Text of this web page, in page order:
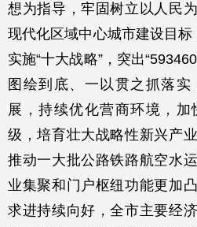
想为指导，牢固树立以人民
现代化区域中心城市建设目标
实施“十大战略”，突出
图绘到底、一以贯之抓落
展，持续优化营商环境，
级，培育壮大战略性新兴产
推动一大批公路铁路航空水
业集聚和门户枢纽功能更加
求进持续向好，全市主要经